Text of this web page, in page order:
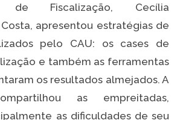
de Fiscalização, Cecília
apresentou estratégias de
pelo CAU: os cases de
e também as ferramentas
os resultados almejados. A
as empreitadas,
as dificuldades de seu